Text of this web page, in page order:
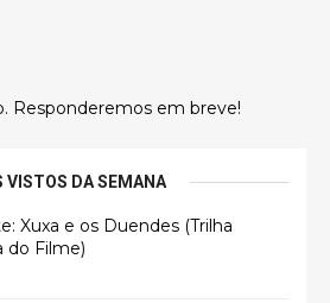
Responderemos em breve!
VISTOS DA SEMANA
Xuxa e os Duendes (Trilha
do Filme)